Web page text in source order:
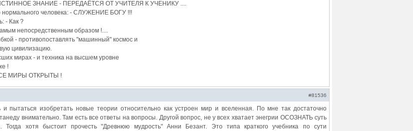
ЗНАНИЕ - ПЕРЕДАЁТСЯ ОТ УЧИТЕЛЯ К УЧЕНИКУ ....
нормального человека: - СЛУЖЕНИЕ БОГУ !!!
- Как ?
непосредственным образом !....
- противопоставлять "машинный" космос и
цивилизацию.
мирах - и техника на высшем уровне
!
МИРЫ ОТКРЫТЫ !
#81536
и пытаться изобретать новые теории относительно как устроен мир и вселенная. По мне так достаточно
внимательно. Там есть все ответы на вопросы. Другой вопрос, не у всех хватает энегрии ОСОЗНАТЬ суть
Тогда хотя быстоит прочесть "Древнюю мудрость" Анни Безант. Это типа краткого учебника по сути